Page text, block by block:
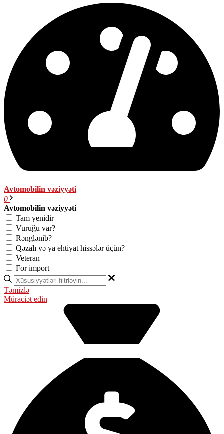
Avtomobilin vəziyyəti
0
Avtomobilin vəziyyəti
Tam yenidir
Vuruğu var?
Rənglənib?
Qəzalı və ya ehtiyat hissələr üçün?
Veteran
For import
Təmizlə
Müraciət edin